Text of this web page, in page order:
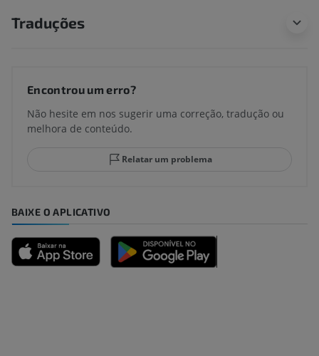
Traduções
Encontrou um erro?
Não hesite em nos sugerir uma correção, tradução ou
melhora de conteúdo.
Relatar um problema
BAIXE O APLICATIVO